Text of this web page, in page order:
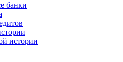
банки
истории